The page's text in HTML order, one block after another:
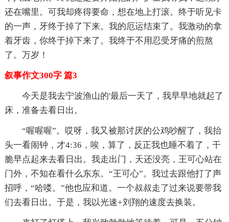
还在嘴里。可我却疼得要命，想在地上打滚。终于听见卡
的一声，牙终于掉了下来。我的厄运结束了。我激动的拿
着牙齿，你终于掉下来了。我终于不用忍受牙痛的煎熬
了。万岁！
叙事作文300字 篇3
今天是我去宁波渔山的'最后一天了，我早早地就起了
床，准备去看日出。
“喔喔喔”。哎呀，我又被那讨厌的公鸡吵醒了，我抬
头一看闹钟，才4:36，唉，算了，反正我也睡不着了，干
脆早点起来去看日出。我走出门，天还没亮，王可心站在
门外，不知在看什么东东。“王可心”。我过去跟他打了声
招呼，“哈喽。”他也应和道。一个叔叔走了过来说要带我
们去看日出。于是，我以光速+刘翔的速度去换装。